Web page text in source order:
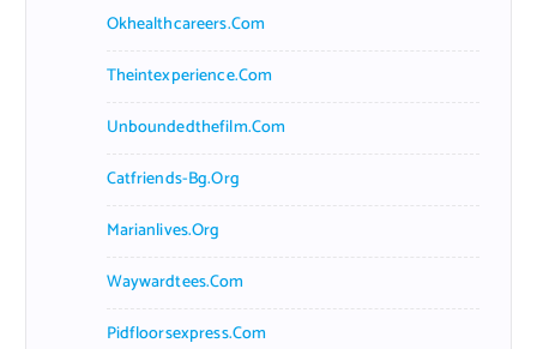
Okhealthcareers.com
Theintexperience.com
Unboundedthefilm.com
Catfriends-Bg.org
Marianlives.org
Waywardtees.com
Pidfloorsexpress.com